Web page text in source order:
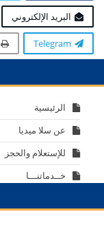
البريد الإلكتروني
Telegram
الرئيسية
عن سلا ميديا
للإستعلام والحجز
خــدماتنـــا